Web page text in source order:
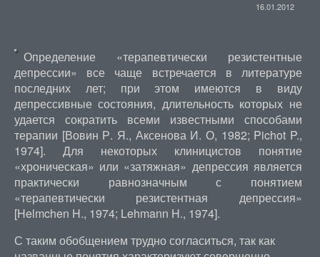
16.01.2012
Определение «терапевтически резистентные
депрессии» все чаще встречается в литературе
последних лет; при этом имеются в виду
депрессивные состояния, длительность которых не
удается сократить всеми известными способами
терапии [Вовин Р. Я., Аксенова И. О, 1982; Pichot P.,
1974]. Для некоторых клиницистов понятие
«хроническая» или «затяжная» депрессия является
практически равнозначным с понятием
«терапевтически резистентная депрессия»
[Helmchen H., 1974; Lehmann H., 1974].
С таким обобщением трудно согласиться, так как